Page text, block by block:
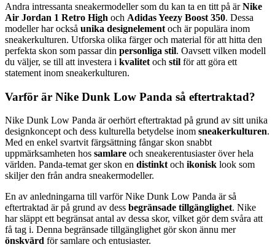
Andra intressanta sneakermodeller som du kan ta en titt på ärNike
Air Jordan 1 Retro High och Adidas Yeezy Boost 350. Dessa
modeller har också unika designelement och är populära inom
sneakerkulturen. Utforska olika färger och material för att hitta den
perfekta skon som passar din personliga stil. Oavsett vilken modell
du väljer, se till att investera i kvalitet och stil för att göra ett
statement inom sneakerkulturen.
Varför är Nike Dunk Low Panda så eftertraktad?
Nike Dunk Low Panda är oerhört eftertraktad på grund av sitt unika
designkoncept och dess kulturella betydelse inom sneakerkulturen.
Med en enkel svartvit färgsättning fångar skon snabbt
uppmärksamheten hos samlare och sneakerentusiaster över hela
världen. Panda-temat ger skon en distinkt och ikonisk look som
skiljer den från andra sneakermodeller.
En av anledningarna till varför Nike Dunk Low Panda är så
eftertraktad är på grund av dess begränsade tillgänglighet. Nike
har släppt ett begränsat antal av dessa skor, vilket gör dem svåra att
få tag i. Denna begränsade tillgänglighet gör skon ännu mer
önskvärd för samlare och entusiaster.